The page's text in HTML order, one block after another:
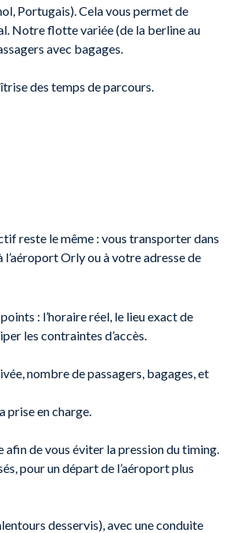
Portugais). Cela vous permet de
Notre flotte variée (de la berline au
avec bagages.
des temps de parcours.
reste le même : vous transporter dans
Orly ou à votre adresse de
: l’horaire réel, le lieu exact de
les contraintes d’accès.
nombre de passagers, bagages, et
prise en charge.
afin de vous éviter la pression du timing.
pour un départ de l’aéroport plus
desservis), avec une conduite